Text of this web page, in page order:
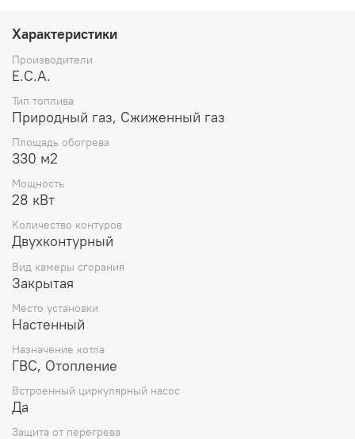
Характеристики
Производители
E.C.A.
Тип топлива
Природный газ, Сжиженный газ
Площадь обогрева
330 м2
Мощность
28 кВт
Количество контуров
Двухконтурный
Вид камеры сгорания
Закрытая
Место установки
Настенный
Назначение котла
ГВС, Отопление
Встроенный циркулярный насос
Да
Защита от перегрева